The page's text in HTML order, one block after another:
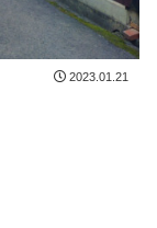
2023.01.21